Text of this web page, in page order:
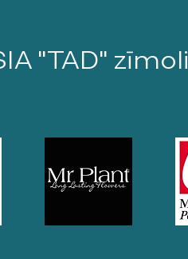
"TAD" zīmoli